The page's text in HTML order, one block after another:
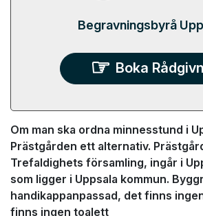
Begravningsbyrå
Boka
Om man ska ordna minnesstund i
Prästgården ett alternativ.
Trefaldighets församling, ingår i
som ligger i Uppsala kommun.
handikappanpassad, det finns
finns ingen toalett